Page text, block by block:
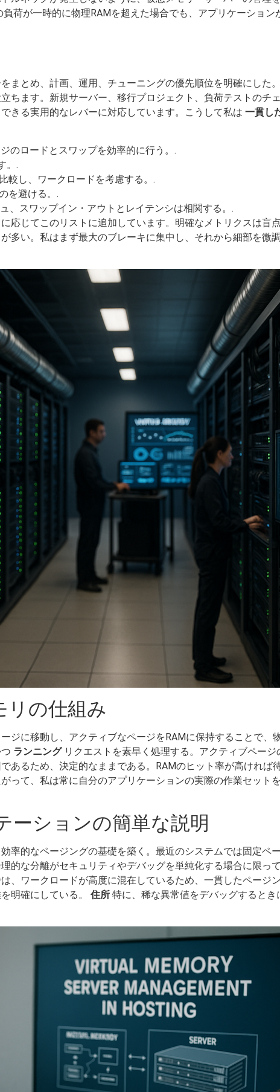
負荷が一時的に物理RAMを超えた場合でも、アプリケーション
まとめ、計画、運用、チューニングの優先順位を明確にした
ちます。新規サーバー、移行プロジェクト、負荷テストのチ
きる実用的なレバーに対応しています。こうして私は 一貫し
のロードとスワップを効率的に行う。.
。.
較し、ワークロードを考慮する。.
を避ける。.
、スワップイン・アウトとレイテンシは相関する。.
応じてこのリストに追加しています。明確なメトリクスは盲
多い。私はまず最大のブレーキに集中し、それから細部を微
リの仕組み
ジに移動し、アクティブなページをRAMに保持することで、
ランニングリクエストを素早く処理する。アクティブページ
あるため、決定的なままである。RAMのヒット率が高ければ
って、私は常に自分のアプリケーションの実際の作業セット
ーションの簡単な説明
率的なページングの基礎を築く。最近のシステムでは固定ペ
的な分離がセキュリティやデバッグを単純化する場合に限っ
、ワークロードが高度に混在しているため、一貫したページ
明確にしている。 住所 特に、稀な異常値をデバッグするとき